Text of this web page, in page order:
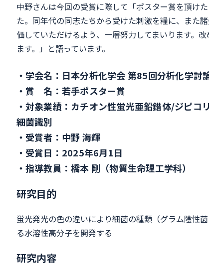
中野さんは今回の受賞に際して「ポスター賞を頂け
た。同年代の同志たちから受けた刺激を糧に、また
価していただけるよう、一層努力してまいります。
ます。」と語っています。
学会名：日本分析化学会 第85回分析化学討
賞 名：若手ポスター賞
対象業績：カチオン性蛍光亜鉛錯体/ジピコ
細菌識別
受賞者：中野 海輝
受賞日：2025年6月1日
指導教員：橋本 剛（物質生命理工学科）
研究目的
蛍光発光の色の違いにより細菌の種類（グラム陰性
る水溶性高分子を開発する
研究内容